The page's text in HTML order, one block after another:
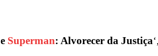
e Superman: Alvorecer da Justiça‘,